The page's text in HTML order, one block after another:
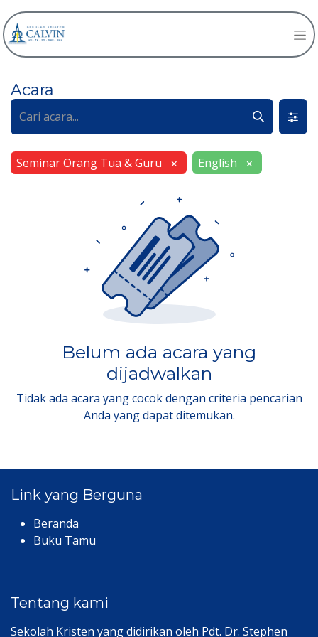
Acara
Seminar Orang Tua & Guru × English ×
Belum ada acara yang
dijadwalkan
Tidak ada acara yang cocok dengan criteria pencarian
Anda yang dapat ditemukan.
Link yang Berguna
Beranda
Buku Tamu
Tentang kami
Sekolah Kristen yang didirikan oleh Pdt. Dr. Stephen